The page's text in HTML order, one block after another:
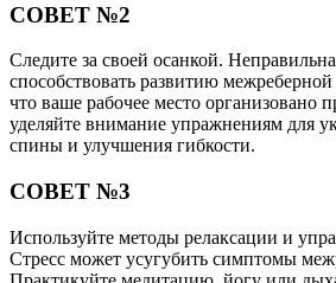
СОВЕТ №2
Следите за своей осанкой.
способствовать развитию
что ваше рабочее место организовано
уделяйте внимание упражнениям для
спины и улучшения гибкости.
СОВЕТ №3
Используйте методы релаксации и
Стресс может усугубить симптомы